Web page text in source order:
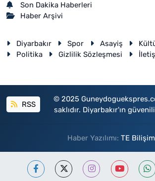
Son Dakika Haberleri
Haber Arşivi
Diyarbakır Spor Asayiş
Politika
Gizlilik Sözleşmesi
RSS
© 2025
saklıdır. Diyarbakır'ın
Haber Yazılımı: TE Bilişim